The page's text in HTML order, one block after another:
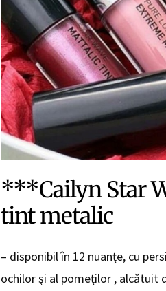
***Cailyn Star
tint metalic
– disponibil în 12 nuanțe, cu
ochilor și al pomeților , alcătuit